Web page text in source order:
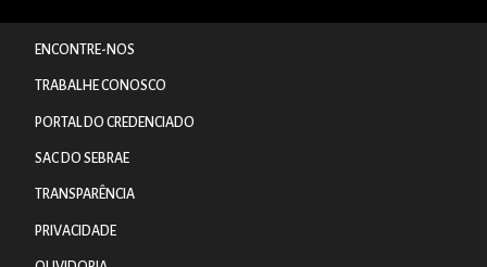
ENCONTRE-NOS
TRABALHE CONOSCO
PORTAL DO CREDENCIADO
SAC DO SEBRAE
TRANSPARÊNCIA
PRIVACIDADE